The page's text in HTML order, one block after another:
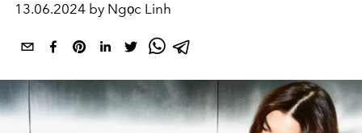
13.06.2024 by Ngọc Linh